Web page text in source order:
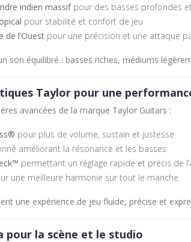
indien massifpour des basses profondes
pour stabilité et confort de jeu
de l’Ouest pour une précision et une attaque
son équilibré : basses riches, médiums
Taylor pour une
avancées de la marque Taylor Guitars :
pour plus de volume, sustain et justesse
améliorant la résonance et les basses
permettant un réglage rapide et précis de
une meilleure harmonie sur tout le manche
une expérience de jeu fluide, précise et
pour la scène et le studio